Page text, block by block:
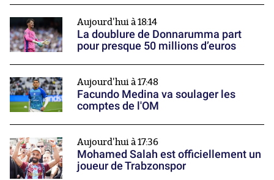
Aujourd'hui à 18:14
La doublure de Donnarumma part
pour presque 50 millions d’euros
Aujourd'hui à 17:48
Facundo Medina va soulager les
comptes de l'OM
Aujourd'hui à 17:36
Mohamed Salah est officiellement un
joueur de Trabzonspor